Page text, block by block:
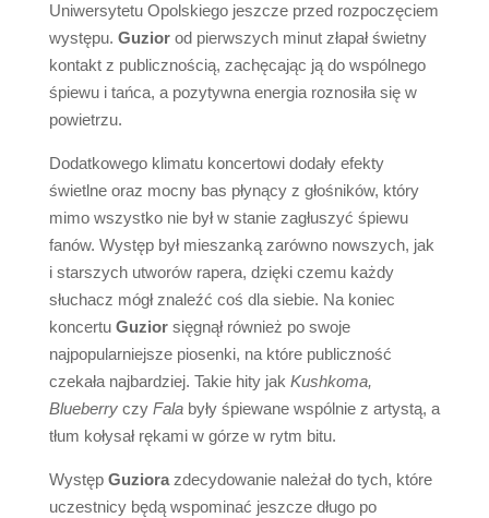
Uniwersytetu Opolskiego jeszcze przed rozpoczęciem
występu. Guzior od pierwszych minut złapał świetny
kontakt z publicznością, zachęcając ją do wspólnego
śpiewu i tańca, a pozytywna energia roznosiła się w
powietrzu.
Dodatkowego klimatu koncertowi dodały efekty
świetlne oraz mocny bas płynący z głośników, który
mimo wszystko nie był w stanie zagłuszyć śpiewu
fanów. Występ był mieszanką zarówno nowszych, jak
i starszych utworów rapera, dzięki czemu każdy
słuchacz mógł znaleźć coś dla siebie. Na koniec
koncertu Guzior sięgnął również po swoje
najpopularniejsze piosenki, na które publiczność
czekała najbardziej. Takie hity jak Kushkoma,
Blueberry czy Fala były śpiewane wspólnie z artystą, a
tłum kołysał rękami w górze w rytm bitu.
Występ Guziora zdecydowanie należał do tych, które
uczestnicy będą wspominać jeszcze długo po